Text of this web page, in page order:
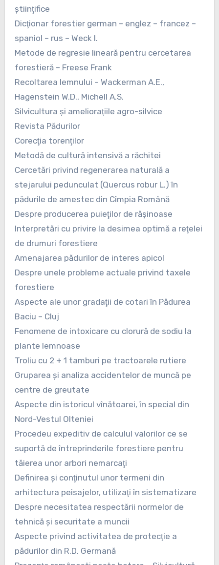
ştiinţifice
Dicţionar forestier german – englez – francez –
spaniol – rus – Weck I.
Metode de regresie lineară pentru cercetarea
forestieră – Freese Frank
Recoltarea lemnului – Wackerman A.E.,
Hagenstein W.D., Michell A.S.
Silvicultura şi amelioraţiile agro-silvice
Revista Pădurilor
Corecţia torenţilor
Metodă de cultură intensivă a răchitei
Cercetări privind regenerarea naturală a
stejarului pedunculat (Quercus robur L.) în
pădurile de amestec din Cîmpia Română
Despre producerea puieţilor de răşinoase
Interpretări cu privire la desimea optimă a reţelei
de drumuri forestiere
Amenajarea pădurilor de interes apicol
Despre unele probleme actuale privind taxele
forestiere
Aspecte ale unor gradaţii de cotari în Pădurea
Baciu – Cluj
Fenomene de intoxicare cu clorură de sodiu la
plante lemnoase
Troliu cu 2 + 1 tamburi pe tractoarele rutiere
Gruparea şi analiza accidentelor de muncă pe
centre de greutate
Aspecte din istoricul vînătoarei, în special din
Nord-Vestul Olteniei
Procedeu expeditiv de calculul valorilor ce se
suportă de întreprinderile forestiere pentru
tăierea unor arbori nemarcaţi
Definirea şi conţinutul unor termeni din
arhitectura peisajelor, utilizaţi în sistematizare
Despre necesitatea respectării normelor de
tehnică şi securitate a muncii
Aspecte privind activitatea de protecţie a
pădurilor din R.D. Germană